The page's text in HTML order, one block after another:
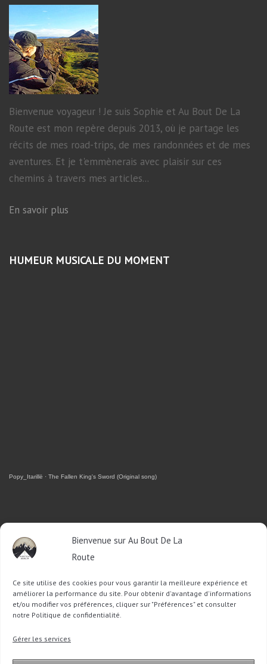
Bienvenue sur Au Bout De La
Route
Ce site utilise des cookies pour vous garantir la meilleure expérience et
améliorer la performance du site. Pour obtenir d'avantage d'informations
et/ou modifier vos préférences, cliquer sur "Préférences" et consulter
notre Politique de confidentialité.
Gérer les services
Bienvenue voyageur ! Je suis Sophie et Au Bout De La
Route est mon repère depuis 2013, où je partage les
récits de mes road-trips, de mes randonnées et de mes
aventures. Et je t'emmènerais avec plaisir sur ces
chemins à travers mes articles...
En savoir plus
HUMEUR MUSICALE DU MOMENT
Popy_Itarillë · The Fallen King's Sword (Original song)
RETROUVEZ-MOI SUR FACEBOOK
OU SUR TWITTER
Follow @Sophie_ABDLRTweet to @Sophie_ABDLR